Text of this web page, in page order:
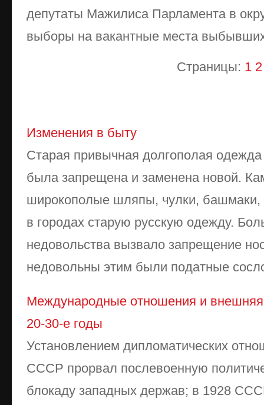
депутаты Мажилиса Парламента в
выборы на вакантные места
Страницы: 1 2
Изменения в быту
Старая привычная долгополая
была запрещена и заменена новой.
широкополые шляпы, чулки, башмаки,
в городах старую русскую одежду.
недовольства вызвало запрещение
недовольны этим были податные
Международные отношения и
20-30-е годы
Установлением дипломатических
СССР прорвал послевоенную
блокаду западных держав; в 1928